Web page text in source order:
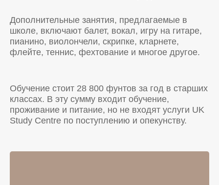
Дополнительные занятия, предлагаемые в
школе, включают балет, вокал, игру на гитаре,
пианино, виолончели, скрипке, кларнете,
флейте, теннис, фехтование и многое другое.
Обучение стоит 28 800 фунтов за год в старших
классах. В эту сумму входит обучение,
проживание и питание, но не входят услуги UK
Study Centre по поступлению и опекунству.